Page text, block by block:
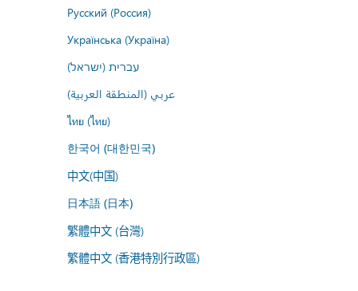
Русский (Россия)
Українська (Україна)
עברית (ישראל)
عربي (المنطقة العربية)
ไทย (ไทย)
한국어 (대한민국)
中文(中国)
日本語 (日本)
繁體中文 (台灣)
繁體中文 (香港特別行政區)